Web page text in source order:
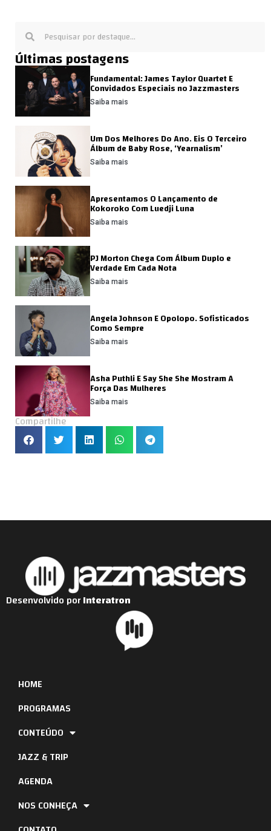
Últimas postagens
Fundamental: James Taylor Quartet E
Convidados Especiais no Jazzmasters
Saiba mais
Um Dos Melhores Do Ano. Eis O Terceiro
Álbum de Baby Rose, ‘Yearnalism’
Saiba mais
Apresentamos O Lançamento de
Kokoroko Com Luedji Luna
Saiba mais
PJ Morton Chega Com Álbum Duplo e
Verdade Em Cada Nota
Saiba mais
Angela Johnson E Opolopo. Sofisticados
Como Sempre
Saiba mais
Asha Puthli E Say She She Mostram A
Força Das Mulheres
Saiba mais
Compartilhe
HOME
PROGRAMAS
CONTEÚDO
JAZZ & TRIP
AGENDA
NOS CONHEÇA
Desenvolvido porInteratron